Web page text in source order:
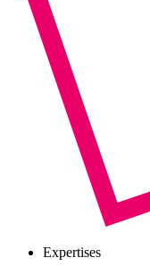
Expertises